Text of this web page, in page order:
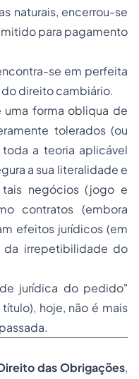
naturais, encerrou-se
para pagamento
se em perfeita
direito cambiário.
forma obliqua de
tolerados (ou
a teoria aplicável
a sua literalidade e
negócios (jogo e
contratos (embora
efeitos jurídicos (em
da irrepetibilidade do
jurídica do pedido"
hoje, não é mais
das Obrigações,